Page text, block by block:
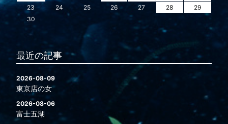
23
24 25 26 27 28
29
30
最近の記事
2026-08-09
東京店の女
2026-08-06
富士五湖